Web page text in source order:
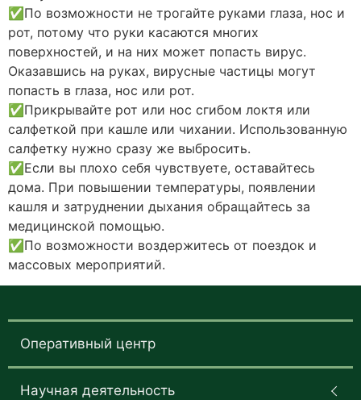
✅По возможности не трогайте руками глаза, нос и
рот, потому что руки касаются многих
поверхностей, и на них может попасть вирус.
Оказавшись на руках, вирусные частицы могут
попасть в глаза, нос или рот.
✅Прикрывайте рот или нос сгибом локтя или
салфеткой при кашле или чихании. Использованную
салфетку нужно сразу же выбросить.
✅Если вы плохо себя чувствуете, оставайтесь
дома. При повышении температуры, появлении
кашля и затруднении дыхания обращайтесь за
медицинской помощью.
✅По возможности воздержитесь от поездок и
массовых мероприятий.
Оперативный центр
Научная деятельность